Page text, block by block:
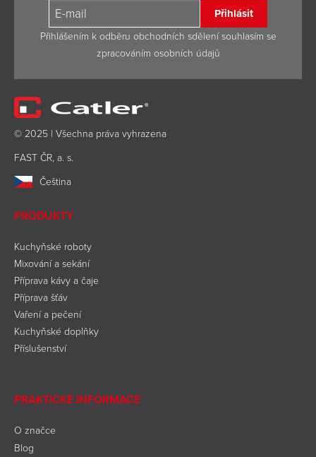
Přihlásit
Přihlášením k odběru obchodních sdělení souhlasím se
zpracováním osobních údajů
© 2025 | Všechna práva vyhrazena
FAST ČR, a. s.
Čeština
PRODUKTY
Kuchyňské roboty
Mixování a sekání
Příprava kávy a čaje
Příprava šťáv
Vaření a pečení
Kuchyňské doplňky
Příslušenství
PRAKTICKÉ INFORMACE
O značce
Blog